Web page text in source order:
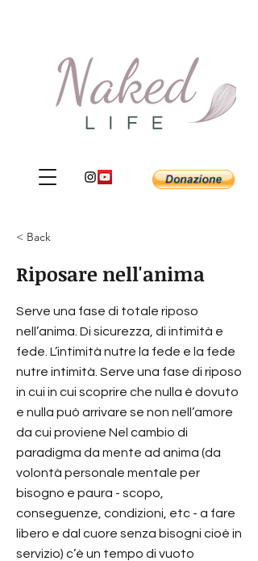
< Back
Riposare nell'anima
Serve una fase di totale riposo
nell’anima. Di sicurezza, di intimità e
fede. L’intimità nutre la fede e la fede
nutre intimità. Serve una fase di riposo
in cui in cui scoprire che nulla è dovuto
e nulla può arrivare se non nell’amore
da cui proviene Nel cambio di
paradigma da mente ad anima (da
volontà personale mentale per
bisogno e paura - scopo,
conseguenze, condizioni, etc - a fare
libero e dal cuore senza bisogni cioè in
servizio) c’è un tempo di vuoto